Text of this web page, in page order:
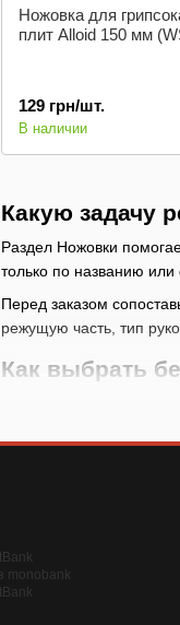
Какую задачу
Раздел Ножовки
только по названию или
Перед заказом
режущую часть, тип
Как выбрать
учитывайте
и назначение
не выбирайте
Типичные
Ножовка для
плит Alloid 150 мм
129 грн/шт.
В наличии